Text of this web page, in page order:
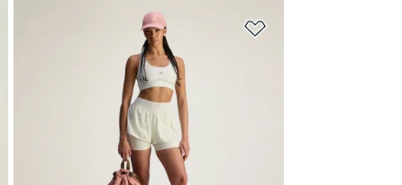
ほしいものリストに追加